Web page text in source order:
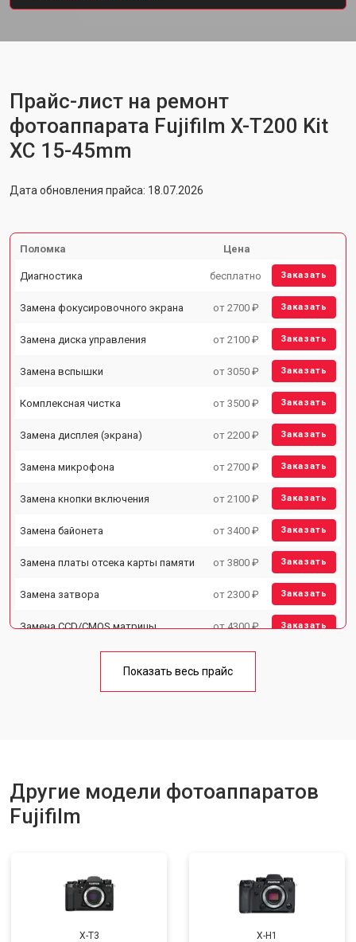
Прайс-лист на ремонт
фотоаппарата Fujifilm X-T200 Kit
XC 15-45mm
Дата обновления прайса: 18.07.2026
Поломка Цена
Диагностика бесплатно Заказать
Замена фокусировочного экрана от 2700 ₽ Заказать
Замена диска управления от 2100 ₽ Заказать
Замена вспышки от 3050 ₽ Заказать
Комплексная чистка от 3500 ₽ Заказать
Замена дисплея (экрана) от 2200 ₽ Заказать
Замена микрофона от 2700 ₽ Заказать
Замена кнопки включения от 2100 ₽ Заказать
Замена байонета от 3400 ₽ Заказать
Замена платы отсека карты памяти от 3800 ₽ Заказать
Замена затвора от 2300 ₽ Заказать
Замена CCD/CMOS матрицы от 4300 ₽ Заказать
Чистка матрицы от 3100 ₽
Показать весь прайс
Другие модели фотоаппаратов
Fujifilm
X-T3 X-H1